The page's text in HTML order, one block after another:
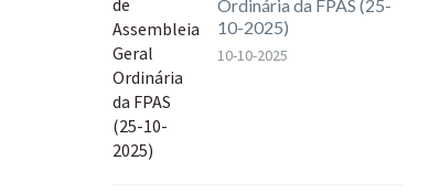
Ordinária da FPAS (25-
10-2025)
10-10-2025